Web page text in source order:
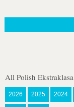
All Polish
2026 2025 2024